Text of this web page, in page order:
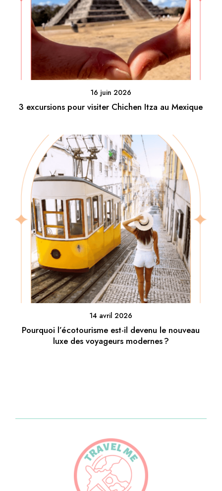
16 juin 2026
3 excursions pour visiter Chichen Itza au Mexique
14 avril 2026
Pourquoi l’écotourisme est-il devenu le nouveau
luxe des voyageurs modernes ?